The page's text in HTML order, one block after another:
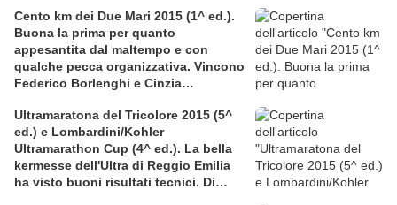
Cento km dei Due Mari 2015 (1^ ed.).
Buona la prima per quanto
appesantita dal maltempo e con
qualche pecca organizzativa. Vincono
Federico Borlenghi e Cinzia
Ultramaratona del Tricolore 2015 (5^
ed.) e Lombardini/Kohler
Ultramarathon Cup (4^ ed.). La bella
kermesse dell'Ultra di Reggio Emilia
ha visto buoni risultati tecnici. Di